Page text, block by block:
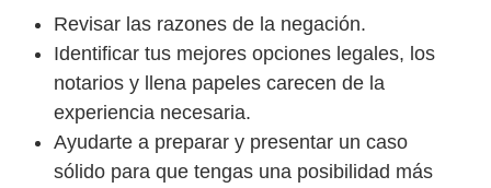
Revisar las razones de la negación.
Identificar tus mejores opciones legales, los
notarios y llena papeles carecen de la
experiencia necesaria.
Ayudarte a preparar y presentar un caso
sólido para que tengas una posibilidad más